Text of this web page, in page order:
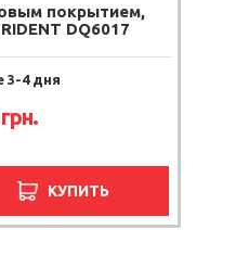
покрытием,
DQ6017
3-4 дня
КУПИТЬ